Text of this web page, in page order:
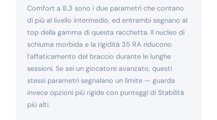
Comfort a 8.3 sono i due parametri che contano
di più al livello intermedio, ed entrambi segnano al
top della gamma di questa racchetta. Il nucleo di
schiuma morbida e la rigidità 35 RA riducono
l’affaticamento del braccio durante le lunghe
sessioni. Se sei un giocatore avanzato, questi
stessi parametri segnalano un limite — guarda
invece opzioni più rigide con punteggi di Stabilità
più alti.